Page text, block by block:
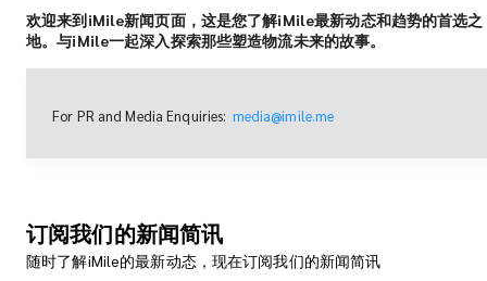
欢迎来到iMile新闻页面，这是您了解iMile最新动态和趋势的首选之
地。与iMile一起深入探索那些塑造物流未来的故事。
For PR and Media Enquiries: media@imile.me
订阅我们的新闻简讯
随时了解iMile的最新动态，现在订阅我们的新闻简讯
iMile Chat